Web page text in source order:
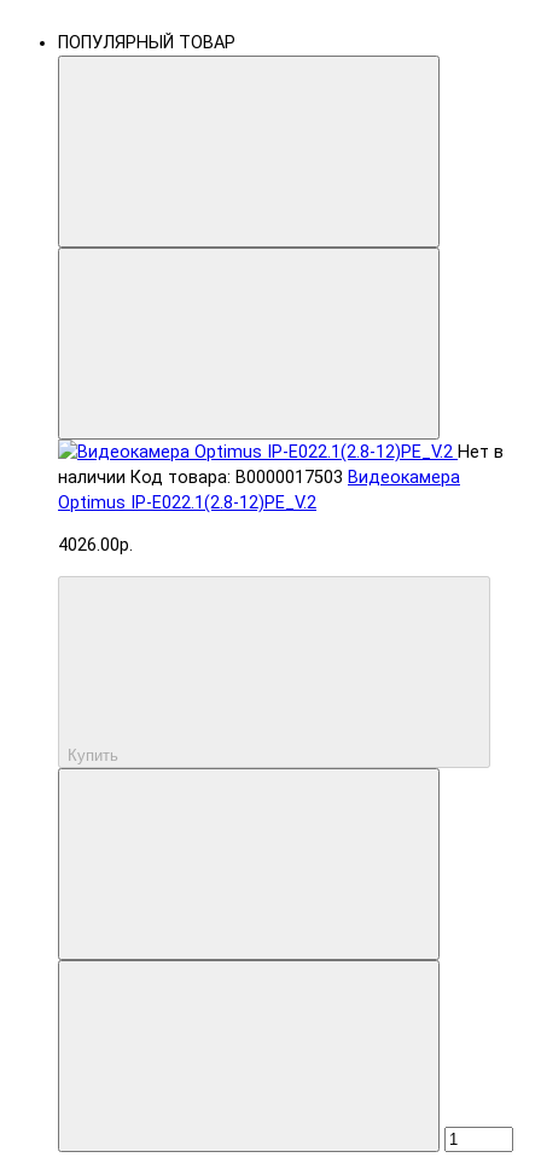
ПОПУЛЯРНЫЙ ТОВАР
Нет в
наличии Код товара: В0000017503 Видеокамера
Optimus IP-E022.1(2.8-12)PE_V.2
4026.00р.
Купить